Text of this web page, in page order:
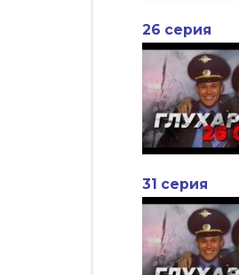
26 серия
31 серия